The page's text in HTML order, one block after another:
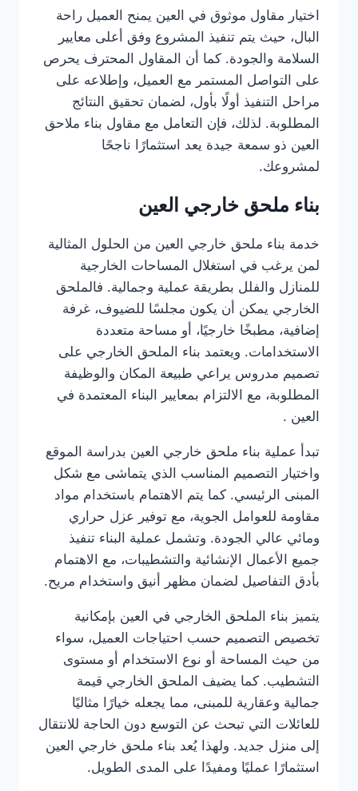
اختيار مقاول موثوق في العين يمنح العميل راحة
البال، حيث يتم تنفيذ المشروع وفق أعلى معايير
السلامة والجودة. كما أن المقاول المحترف يحرص
على التواصل المستمر مع العميل، وإطلاعه على
مراحل التنفيذ أولًا بأول، لضمان تحقيق النتائج
المطلوبة. لذلك، فإن التعامل مع مقاول بناء ملاحق
العين ذو سمعة جيدة يعد استثمارًا ناجحًا
لمشروعك.
بناء ملحق خارجي العين
خدمة بناء ملحق خارجي العين من الحلول المثالية
لمن يرغب في استغلال المساحات الخارجية
للمنازل والفلل بطريقة عملية وجمالية. فالملحق
الخارجي يمكن أن يكون مجلسًا للضيوف، غرفة
إضافية، مطبخًا خارجيًا، أو مساحة متعددة
الاستخدامات. ويعتمد بناء الملحق الخارجي على
تصميم مدروس يراعي طبيعة المكان والوظيفة
المطلوبة، مع الالتزام بمعايير البناء المعتمدة في
العين .
تبدأ عملية بناء ملحق خارجي العين بدراسة الموقع
واختيار التصميم المناسب الذي يتماشى مع شكل
المبنى الرئيسي. كما يتم الاهتمام باستخدام مواد
مقاومة للعوامل الجوية، مع توفير عزل حراري
ومائي عالي الجودة. وتشمل عملية البناء تنفيذ
جميع الأعمال الإنشائية والتشطيبات، مع الاهتمام
بأدق التفاصيل لضمان مظهر أنيق واستخدام مريح.
يتميز بناء الملحق الخارجي في العين بإمكانية
تخصيص التصميم حسب احتياجات العميل، سواء
من حيث المساحة أو نوع الاستخدام أو مستوى
التشطيب. كما يضيف الملحق الخارجي قيمة
جمالية وعقارية للمبنى، مما يجعله خيارًا مثاليًا
للعائلات التي تبحث عن التوسع دون الحاجة للانتقال
إلى منزل جديد. ولهذا يُعد بناء ملحق خارجي العين
استثمارًا عمليًا ومفيدًا على المدى الطويل.